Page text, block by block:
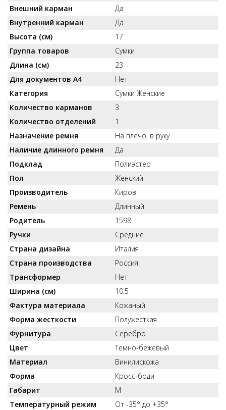
Внешний карман
Да
Внутренний карман
Да
Высота (см)
17
Группа товаров
Сумки
Длина (см)
23
Для документов А4
Нет
Категория
Сумки Женские
Количество карманов
3
Количество отделений
1
Назначение ремня
На плечо, в руку
Наличие длинного ремня
Да
Подклад
Полиэстер
Пол
Женский
Производитель
Киров
Ремень
Длинный
Родитель
1598
Ручки
Средние
Страна дизайна
Италия
Страна производства
Россия
Трансформер
Нет
Ширина (см)
10.5
Фактура материала
Кожаный
Форма жесткости
Полужесткая
Фурнитура
Серебро
Цвет
Темно-бежевый
Материал
Винилискожа
Форма
Кросс-боди
Габарит
M
Температурный режим
От -35° до +35°